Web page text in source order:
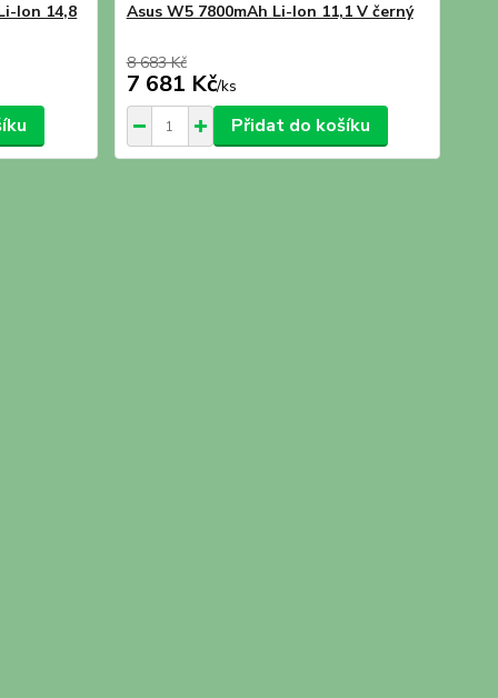
Ion 14,8
Asus W5 7800mAh Li-Ion 11,1 V černý
8 683 Kč
7 681 Kč/ks
Přidat do košíku